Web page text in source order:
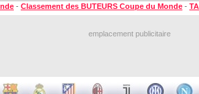
- Classement des BUTEURS Coupe du Monde -
emplacement publicitaire